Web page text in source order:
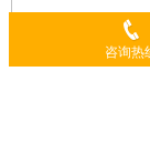
咨询热